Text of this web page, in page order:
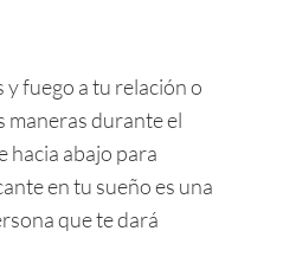
y fuego a tu relación o
maneras durante el
hacia abajo para
en tu sueño es una
que te dará